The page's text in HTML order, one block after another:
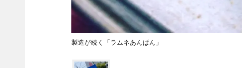
製造が続く「ラムネあんぱん」